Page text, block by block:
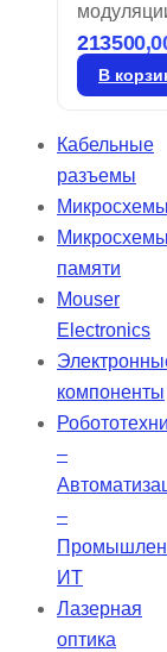
лазеры
зеленых,
высокую
больших
В
Кабельные
разъемы
Микросхемы
Микросхемы
памяти
Mouser
Electronics
компоненты
–
–
ИТ
Лазерная
оптика